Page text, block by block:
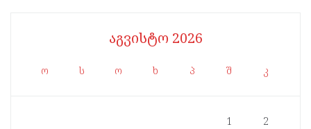
აგვისტო 2026
ო ს ო ხ პ შ კ
1 2